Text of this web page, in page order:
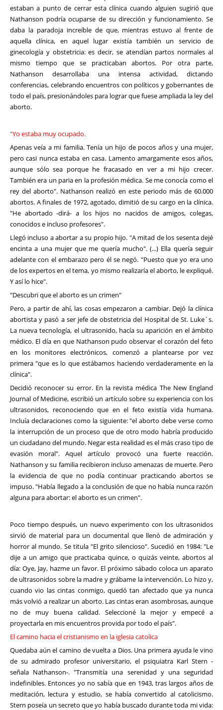
estaban a punto de cerrar esta clínica cuando alguien sugirió que
Nathanson podría ocuparse de su dirección y funcionamiento. Se
daba la paradoja increíble de que, mientras estuvo al frente de
aquella clínica, en aquel lugar existía también un servicio de
ginecología y obstetricia: es decir, se atendían partos normales al
mismo tiempo que se practicaban abortos. Por otra parte,
Nathanson desarrollaba una intensa actividad, dictando
conferencias, celebrando encuentros con políticos y gobernantes de
todo el país, presionándoles para lograr que fuese ampliada la ley del
aborto.
"Yo estaba muy ocupado.
Apenas veía a mi familia. Tenía un hijo de pocos años y una mujer,
pero casi nunca estaba en casa. Lamento amargamente esos años,
aunque sólo sea porque he fracasado en ver a mi hijo crecer.
También era un paria en la profesión médica. Se me conocía como el
rey del aborto". Nathanson realizó en este periodo más de 60.000
abortos. A finales de 1972, agotado, dimitió de su cargo en la clínica.
"He abortado -dirá- a los hijos no nacidos de amigos, colegas,
conocidos e incluso profesores".
Llegó incluso a abortar a su propio hijo. "A mitad de los sesenta dejé
encinta a una mujer que me quería mucho". (...) Ella quería seguir
adelante con el embarazo pero él se negó. "Puesto que yo era uno
de los expertos en el tema, yo mismo realizaría el aborto, le expliqué.
Y así lo hice".
"Descubri que el aborto es un crimen"
Pero, a partir de ahí, las cosas empezaron a cambiar. Dejó la clínica
abortista y pasó a ser jefe de obstetricia del Hospital de St. Luke´s.
La nueva tecnología, el ultrasonido, hacía su aparición en el ámbito
médico. El día en que Nathanson pudo observar el corazón del feto
en los monitores electrónicos, comenzó a plantearse por vez
primera "que es lo que estábamos haciendo verdaderamente en la
clínica".
Decidió reconocer su error. En la revista médica The New England
Journal of Medicine, escribió un artículo sobre su experiencia con los
ultrasonidos, reconociendo que en el feto existía vida humana.
Incluía declaraciones como la siguiente: "el aborto debe verse como
la interrupción de un proceso que de otro modo habría producido
un ciudadano del mundo. Negar esta realidad es el más craso tipo de
evasión moral". Aquel artículo provocó una fuerte reacción.
Nathanson y su familia recibieron incluso amenazas de muerte. Pero
la evidencia de que no podía continuar practicando abortos se
impuso. "Había llegado a la conclusión de que no había nunca razón
alguna para abortar: el aborto es un crimen".
Poco tiempo después, un nuevo experimento con los ultrasonidos
sirvió de material para un documental que llenó de admiración y
horror al mundo. Se titula "El grito silencioso". Sucedió en 1984: "Le
dije a un amigo que practicaba quince, o quizás veinte, abortos al
día: Oye, Jay, hazme un favor. El próximo sábado coloca un aparato
de ultrasonidos sobre la madre y grábame la intervención. Lo hizo y,
cuando vio las cintas conmigo, quedó tan afectado que ya nunca
más volvió a realizar un aborto. Las cintas eran asombrosas, aunque
no de muy buena calidad. Seleccioné la mejor y empecé a
proyectarla en mis encuentros provida por todo el país".
El camino hacia el cristianismo en la iglesia catolica
Quedaba aún el camino de vuelta a Dios. Una primera ayuda le vino
de su admirado profesor universitario, el psiquiatra Karl Stern -
señala Nathanson-. "Transmitía una serenidad y una seguridad
indefinibles. Entonces yo no sabía que en 1943, tras largos años de
meditación, lectura y estudio, se había convertido al catolicismo.
Stern poseía un secreto que yo había buscado durante toda mi vida: